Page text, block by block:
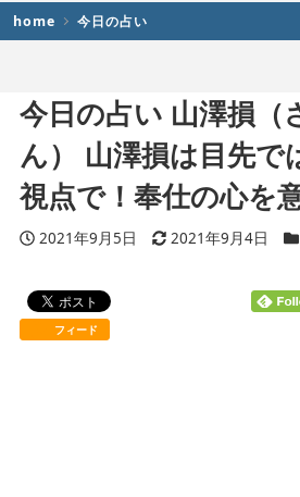
home 今日の占い
今日の占い 山澤損（
ん） 山澤損は目先で
視点で！奉仕の心を
投稿日
2021年9月5日 更新日
2021年9月4日
フィード